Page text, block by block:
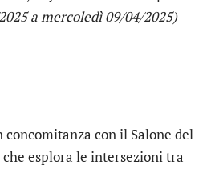
a mercoledì 09/04/2025)
con il Salone del
esplora le intersezioni tra